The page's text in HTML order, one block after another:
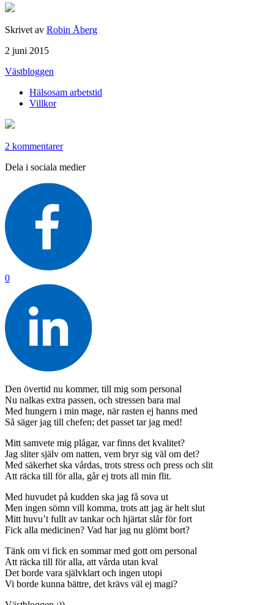
Skrivet av Robin Åberg
2 juni 2015
Västbloggen
Hälsosam arbetstid
Villkor
2 kommentarer
Dela i sociala medier
0
Den övertid nu kommer, till mig som personal
Nu nalkas extra passen, och stressen bara mal
Med hungern i min mage, när rasten ej hanns med
Så säger jag till chefen; det passet tar jag med!
Mitt samvete mig plågar, var finns det kvalitet?
Jag sliter själv om natten, vem bryr sig väl om det?
Med säkerhet ska vårdas, trots stress och press och slit
Att räcka till för alla, går ej trots all min flit.
Med huvudet på kudden ska jag få sova ut
Men ingen sömn vill komma, trots att jag är helt slut
Mitt huvu’t fullt av tankar och hjärtat slår för fort
Fick alla medicinen? Vad har jag nu glömt bort?
Tänk om vi fick en sommar med gott om personal
Att räcka till för alla, att vårda utan kval
Det borde vara självklart och ingen utopi
Vi borde kunna bättre, det krävs väl ej magi?